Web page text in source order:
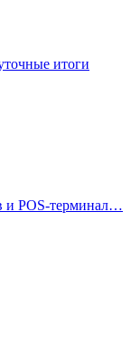
итоги
и POS-терминал…